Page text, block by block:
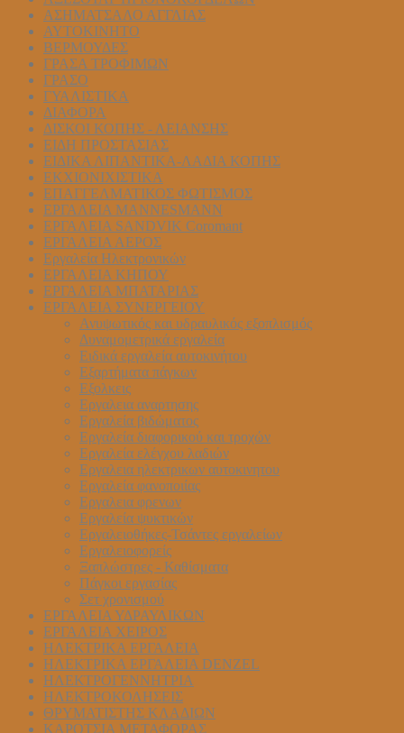
ΑΣΗΜΑΤΣΑΛΟ ΑΓΓΛΙΑΣ
ΑΥΤΟΚΙΝΗΤΟ
ΒΕΡΜΟΥΔΕΣ
ΓΡΑΣΑ ΤΡΟΦΙΜΩΝ
ΓΡΑΣΟ
ΓΥΑΛΙΣΤΙΚΑ
ΔΙΑΦΟΡΑ
ΔΙΣΚΟΙ ΚΟΠΗΣ - ΛΕΙΑΝΣΗΣ
ΕΙΔΗ ΠΡΟΣΤΑΣΙΑΣ
ΕΙΔΙΚΑ ΛΙΠΑΝΤΙΚΑ-ΛΑΔΙΑ ΚΟΠΗΣ
ΕΚΧΙΟΝΙΧΙΣΤΙΚΑ
ΕΠΑΓΓΕΛΜΑΤΙΚΟΣ ΦΩΤΙΣΜΟΣ
ΕΡΓΑΛΕΙΑ MANNESMANN
ΕΡΓΑΛΕΙΑ SANDVIK Coromant
ΕΡΓΑΛΕΙΑ ΑΕΡΟΣ
Εργαλεία Ηλεκτρονικών
ΕΡΓΑΛΕΙΑ ΚΗΠΟΥ
ΕΡΓΑΛΕΙΑ ΜΠΑΤΑΡΙΑΣ
ΕΡΓΑΛΕΙΑ ΣΥΝΕΡΓΕΙΟΥ
Ανυψωτικός και υδραυλικός εξοπλισμός
Δυναμομετρικά εργαλεία
Ειδικά εργαλεία αυτοκινήτου
Εξαρτήματα πάγκων
Εξολκεις
Εργαλεια αναρτησης
Εργαλεία βιδώματος
Εργαλεία διαφορικού και τροχών
Εργαλεία ελέγχου λαδιών
Εργαλεια ηλεκτρικων αυτοκινητου
Εργαλεία φανοποιίας
Εργαλεια φρενων
Εργαλεία ψυκτικών
Εργαλειοθήκες-Τσάντες εργαλείων
Εργαλειοφορείς
Ξαπλώστρες - Καθίσματα
Πάγκοι εργασίας
Σετ χρονισμού
ΕΡΓΑΛΕΙΑ ΥΔΡΑΥΛΙΚΩΝ
ΕΡΓΑΛΕΙΑ ΧΕΙΡΟΣ
ΗΛΕΚΤΡΙΚΑ ΕΡΓΑΛΕΙΑ
ΗΛΕΚΤΡΙΚΑ ΕΡΓΑΛΕΙΑ DENZEL
ΗΛΕΚΤΡΟΓΕΝΝΗΤΡΙΑ
ΗΛΕΚΤΡΟΚΟΛΗΣΕΙΣ
ΘΡΥΜΑΤΙΣΤΗΣ ΚΛΑΔΙΩΝ
ΚΑΡΟΤΣΙΑ ΜΕΤΑΦΟΡΑΣ